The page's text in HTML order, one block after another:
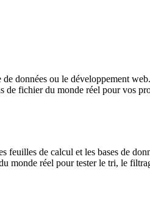
données ou le développement
fichier du monde réel pour vos
feuilles de calcul et les bases de
monde réel pour tester le tri, le